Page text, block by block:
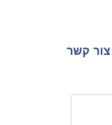
צור קשר